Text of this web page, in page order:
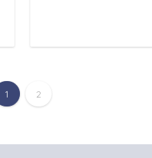
1 2